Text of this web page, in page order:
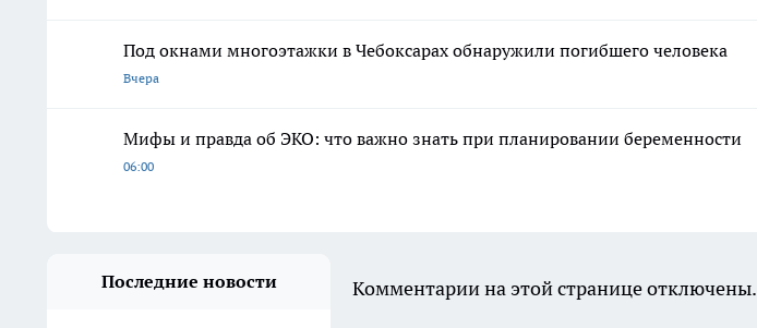
Под окнами многоэтажки в Чебоксарах обнаружили погибшего человека
Вчера
Мифы и правда об ЭКО: что важно знать при планировании беременности
06:00
Последние новости Комментарии на этой странице отключены.